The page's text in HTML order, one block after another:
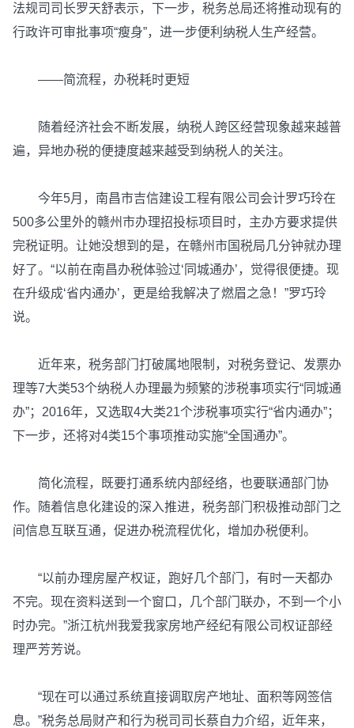
法规司司长罗天舒表示，下一步，税务总局还将推动现有的
行政许可审批事项“瘦身”，进一步便利纳税人生产经营。
——简流程，办税耗时更短
随着经济社会不断发展，纳税人跨区经营现象越来越普
遍，异地办税的便捷度越来越受到纳税人的关注。
今年5月，南昌市吉信建设工程有限公司会计罗巧玲在
500多公里外的赣州市办理招投标项目时，主办方要求提供
完税证明。让她没想到的是，在赣州市国税局几分钟就办理
好了。“以前在南昌办税体验过‘同城通办’，觉得很便捷。现
在升级成‘省内通办’，更是给我解决了燃眉之急！”罗巧玲
说。
近年来，税务部门打破属地限制，对税务登记、发票办
理等7大类53个纳税人办理最为频繁的涉税事项实行“同城通
办”；2016年，又选取4大类21个涉税事项实行“省内通办”；
下一步，还将对4类15个事项推动实施“全国通办”。
简化流程，既要打通系统内部经络，也要联通部门协
作。随着信息化建设的深入推进，税务部门积极推动部门之
间信息互联互通，促进办税流程优化，增加办税便利。
“以前办理房屋产权证，跑好几个部门，有时一天都办
不完。现在资料送到一个窗口，几个部门联办，不到一个小
时办完。”浙江杭州我爱我家房地产经纪有限公司权证部经
理严芳芳说。
“现在可以通过系统直接调取房产地址、面积等网签信
息。”税务总局财产和行为税司司长蔡自力介绍，近年来，